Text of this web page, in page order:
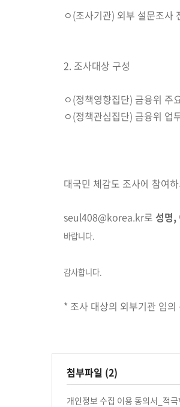
ㅇ(조사기관) 외부 설문조사
2. 조사대상 구성
ㅇ(정책영향집단) 금융위 주
ㅇ(정책관심집단) 금융위 업
대국민 체감도 조사에 참여
seul408@korea.kr로 성명,
바랍니다.
감사합니다.
* 조사 대상의 외부기관 임
첨부파일 (2)
개인정보 수집 이용 동의서_적